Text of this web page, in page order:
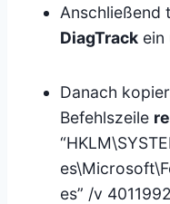
Anschließend
DiagTrack ein
Danach
Befehlszeile
es” /v